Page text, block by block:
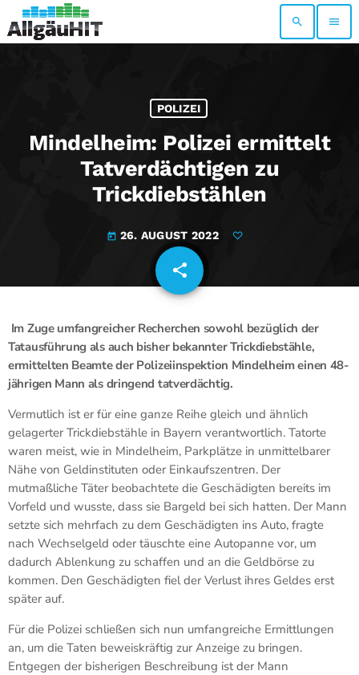
search menu
POLIZEI
Mindelheim: Polizei ermittelt
Tatverdächtigen zu
Trickdiebstählen
today 26. AUGUST 2022
share
email
Im Zuge umfangreicher Recherchen sowohl bezüglich der
Tatausführung als auch bisher bekannter Trickdiebstähle,
ermittelten Beamte der Polizeiinspektion Mindelheim einen 48-
jährigen Mann als dringend tatverdächtig.
Vermutlich ist er für eine ganze Reihe gleich und ähnlich
gelagerter Trickdiebstähle in Bayern verantwortlich. Tatorte
waren meist, wie in Mindelheim, Parkplätze in unmittelbarer
Nähe von Geldinstituten oder Einkaufszentren. Der
mutmaßliche Täter beobachtete die Geschädigten bereits im
Vorfeld und wusste, dass sie Bargeld bei sich hatten. Der Mann
setzte sich mehrfach zu dem Geschädigten ins Auto, fragte
nach Wechselgeld oder täuschte eine Autopanne vor, um
dadurch Ablenkung zu schaffen und an die Geldbörse zu
kommen. Den Geschädigten fiel der Verlust ihres Geldes erst
später auf.
Für die Polizei schließen sich nun umfangreiche Ermittlungen
an, um die Taten beweiskräftig zur Anzeige zu bringen.
Entgegen der bisherigen Beschreibung ist der Mann